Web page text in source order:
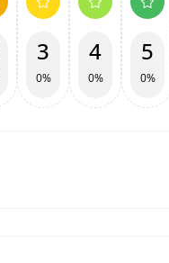
3
0%
4
0%
5
0%